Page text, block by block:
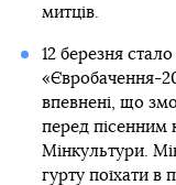
митців.
12 березня
«Євробачення-
впевнені, що
перед пісенним
Мінкультури.
гурту поїхати в